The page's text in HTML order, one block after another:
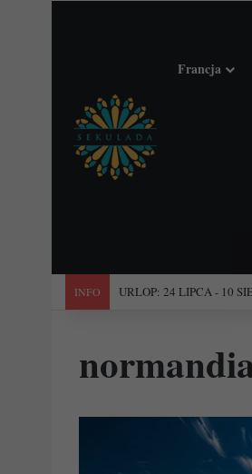
Francja
INFO "Święta Francja".